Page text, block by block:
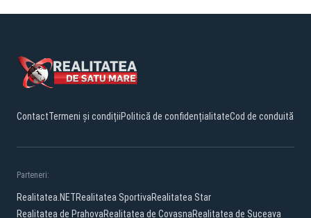
ContactTermeni și condițiiPolitică de confidențialitateCod de conduită
Parteneri:
Realitatea.NETRealitatea SportivaRealitatea Star
Realitatea de PrahovaRealitatea de CovasnaRealitatea de Suceava